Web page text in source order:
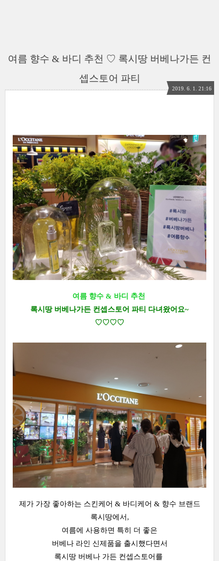
여름 향수 & 바디 추천 ♡ 록시땅 버베나가든 컨
셉스토어 파티
2019. 6. 1. 21:16
여름 향수 & 바디 추천
록시땅 버베나가든 컨셉스토어 파티 다녀왔어요~
♡♡♡♡
제가 가장 좋아하는 스킨케어 & 바디케어 & 향수 브랜드
록시땅에서,
여름에 사용하면 특히 더 좋은
버베나 라인 신제품을 출시했다면서
록시땅 버베나 가든 컨셉스토어를